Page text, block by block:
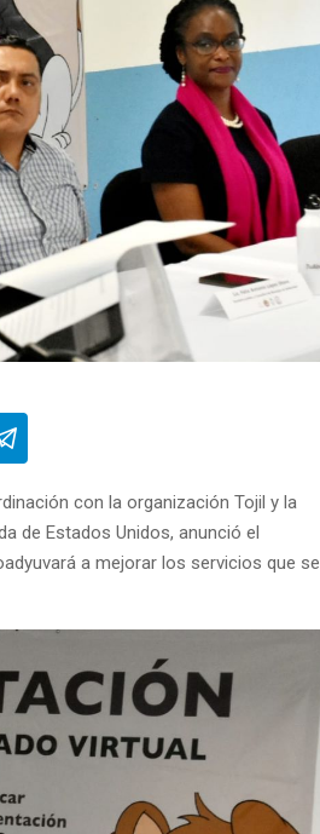
con la organización Tojil y la
de Estados Unidos, anunció el
a mejorar los servicios que se